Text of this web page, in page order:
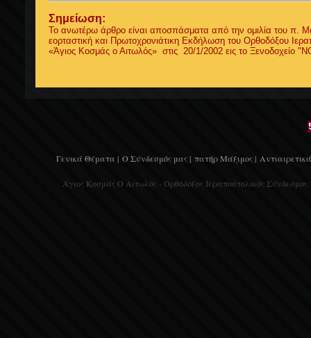
Σημείωση:
Το ανωτέρω άρθρο είναι αποσπάσματα από την ομιλία του π.
εορταστική και Πρωτοχρονιάτικη Εκδήλωση του Ορθοδόξου
«Άγιος Κοσμάς ο Αιτωλός» στις 20/1/2002 εις το Ξενοδοχείο
Γενικά Θέματα | Ο Σύνδεσμός μας | πατήρ Μάξιμος |
Άγιος Κοσμάς Ο Αιτωλός - Ορθόδοξος Ιεραποστολικός